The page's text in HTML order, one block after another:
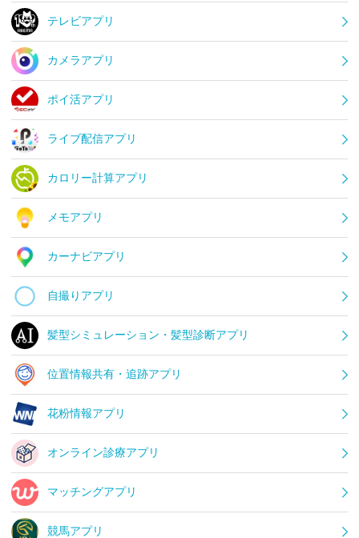
テレビアプリ
カメラアプリ
ポイ活アプリ
ライブ配信アプリ
カロリー計算アプリ
メモアプリ
カーナビアプリ
自撮りアプリ
髪型シミュレーション・髪型診断アプリ
位置情報共有・追跡アプリ
花粉情報アプリ
オンライン診療アプリ
マッチングアプリ
競馬アプリ